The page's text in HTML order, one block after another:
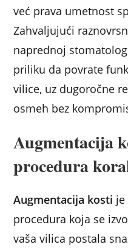
već prava umetnost
Zahvaljujući
naprednoj
priliku da povrate
vilice, uz dugoročne
osmeh bez
Augmentacija
procedura
Augmentacija kosti
procedura koja se
vaša vilica postala